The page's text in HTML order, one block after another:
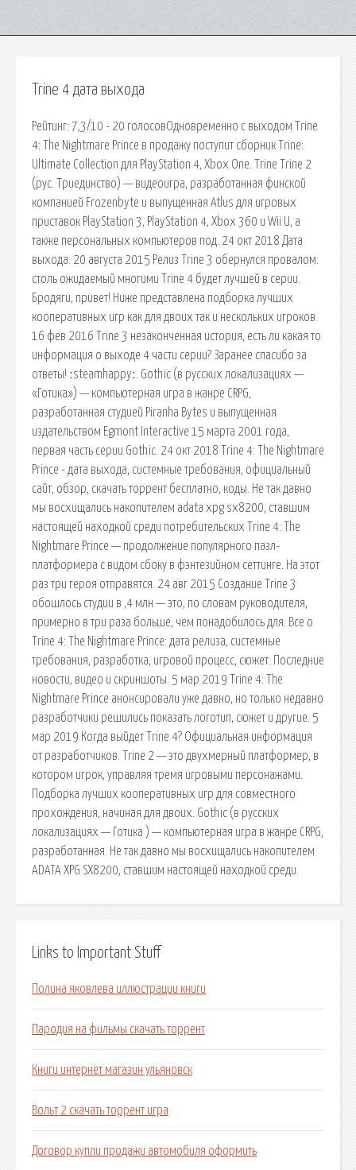
Trine 4 дата выхода
Рейтинг: 7,3/10 - 20 голосовОдновременно с выходом Trine
4: The Nightmare Prince в продажу поступит сборник Trine:
Ultimate Collection для PlayStation 4, Xbox One. Trine Trine 2
(рус. Триединство) — видеоигра, разработанная финской
компанией Frozenbyte и выпущенная Atlus для игровых
приставок PlayStation 3, PlayStation 4, Xbox 360 и Wii U, а
также персональных компьютеров под. 24 окт 2018 Дата
выхода: 20 августа 2015 Релиз Trine 3 обернулся провалом:
столь ожидаемый многими Trine 4 будет лучшей в серии.
Бродяги, привет! Ниже представлена подборка лучших
кооперативных игр как для двоих так и нескольких игроков.
16 фев 2016 Trine 3 незаконченная история, есть ли какая то
информация о выходе 4 части серии? Заранее спасибо за
ответы! ːsteamhappyː. Gothic (в русских локализациях —
«Готика») — компьютерная игра в жанре CRPG,
разработанная студией Piranha Bytes и выпущенная
издательством Egmont Interactive 15 марта 2001 года,
первая часть серии Gothic. 24 окт 2018 Trine 4: The Nightmare
Prince - дата выхода, системные требования, официальный
сайт, обзор, скачать торрент бесплатно, коды. Не так давно
мы восхищались накопителем adata xpg sx8200, ставшим
настоящей находкой среди потребительских Trine 4: The
Nightmare Prince — продолжение популярного пазл-
платформера с видом сбоку в фэнтезийном сеттинге. На этот
раз три героя отправятся. 24 авг 2015 Создание Trine 3
обошлось студии в ,4 млн — это, по словам руководителя,
примерно в три раза больше, чем понадобилось для. Все о
Trine 4: The Nightmare Prince: дата релиза, системные
требования, разработка, игровой процесс, сюжет. Последние
новости, видео и скриншоты. 5 мар 2019 Trine 4: The
Nightmare Prince анонсировали уже давно, но только недавно
разработчики решились показать логотип, сюжет и другие. 5
мар 2019 Когда выйдет Trine 4? Официальная информация
от разработчиков. Trine 2 — это двухмерный платформер, в
котором игрок, управляя тремя игровыми персонажами.
Подборка лучших кооперативных игр для совместного
прохождения, начиная для двоих. Gothic (в русских
локализациях — Готика ) — компьютерная игра в жанре CRPG,
разработанная. Не так давно мы восхищались накопителем
ADATA XPG SX8200, ставшим настоящей находкой среди.
Links to Important Stuff
Полина яковлева иллюстрации книги
Пародия на фильмы скачать торрент
Книги интернет магазин ульяновск
Вольт 2 скачать торрент игра
Договор купли продажи автомобиля оформить